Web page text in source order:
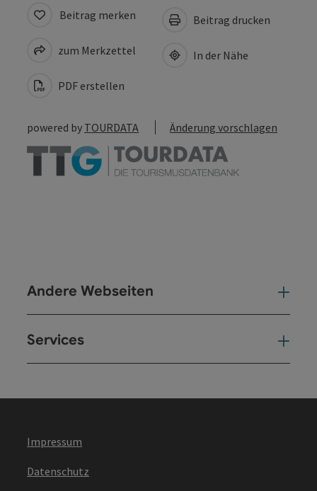
Beitrag merken
zum Merkzettel
PDF erstellen
Beitrag drucken
In der Nähe
powered by TOURDATA Änderung vorschlagen
Andere Webseiten
Services
Impressum
Datenschutz